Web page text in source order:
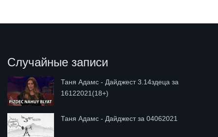
Случайные записи
Таня Адамс - Дайджест 3.14здеца за
16122021(18+)
Таня Адамс - Дайджест за 04062021